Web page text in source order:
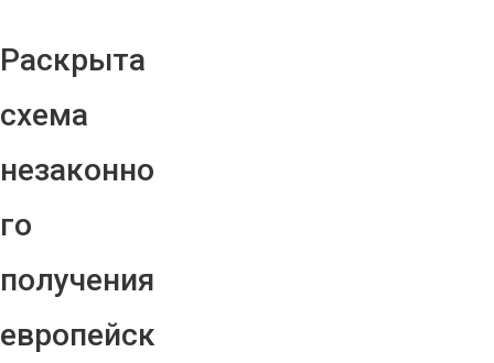
Раскрыта
схема
незаконно
го
получения
европейск